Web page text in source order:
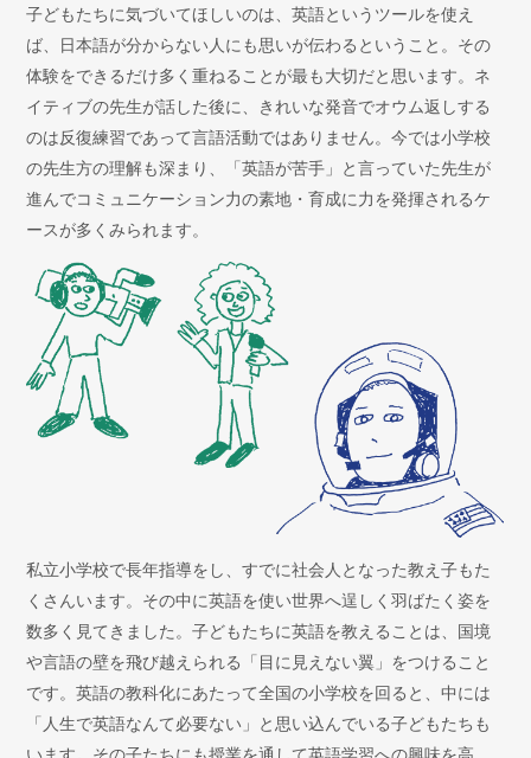
子どもたちに気づいてほしいのは、英語というツールを使え
ば、日本語が分からない人にも思いが伝わるということ。その
体験をできるだけ多く重ねることが最も大切だと思います。ネ
イティブの先生が話した後に、きれいな発音でオウム返しする
のは反復練習であって言語活動ではありません。今では小学校
の先生方の理解も深まり、「英語が苦手」と言っていた先生が
進んでコミュニケーション力の素地・育成に力を発揮されるケ
ースが多くみられます。
私立小学校で長年指導をし、すでに社会人となった教え子もた
くさんいます。その中に英語を使い世界へ逞しく羽ばたく姿を
数多く見てきました。子どもたちに英語を教えることは、国境
や言語の壁を飛び越えられる「目に見えない翼」をつけること
です。英語の教科化にあたって全国の小学校を回ると、中には
「人生で英語なんて必要ない」と思い込んでいる子どもたちも
います。その子たちにも授業を通して英語学習への興味を高